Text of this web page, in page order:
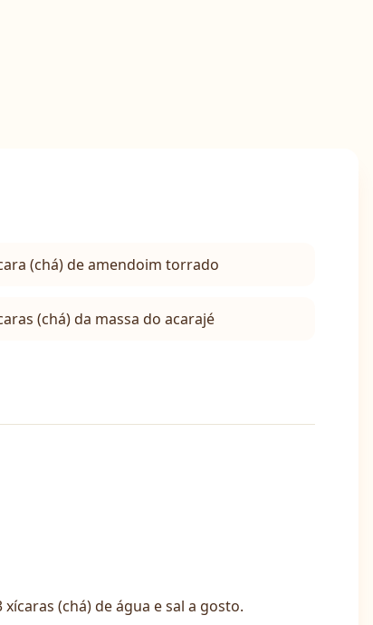
(chá) de amendoim torrado
(chá) da massa do acarajé
(chá) de água e sal a gosto.